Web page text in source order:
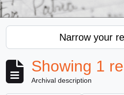
Narrow your
Showing 1
Archival description